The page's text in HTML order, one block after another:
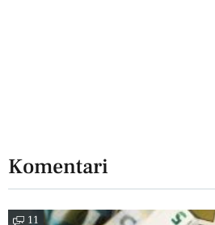
Komentari
11